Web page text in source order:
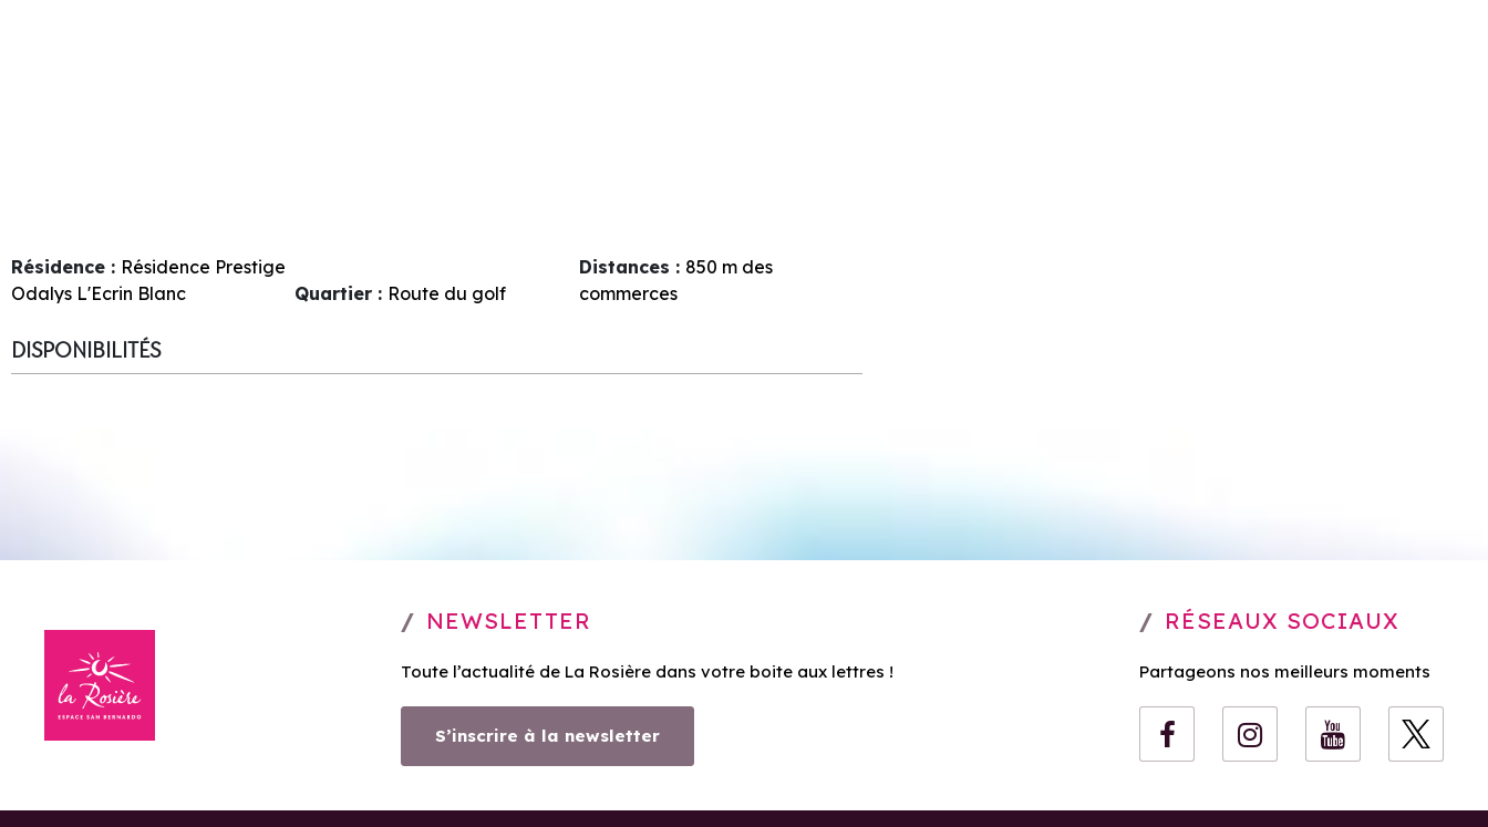
Résidence : Résidence Prestige
Odalys L'Ecrin Blanc
Quartier : Route du golf
Distances : 850 m des
commerces
DISPONIBILITÉS
NEWSLETTER
Toute l’actualité de La Rosière dans votre boite aux lettres !
S’inscrire à la newsletter
RÉSEAUX SOCIAUX
Partageons nos meilleurs moments